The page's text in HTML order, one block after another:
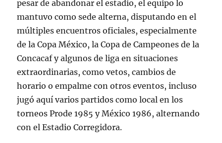
pesar de abandonar el estadio, el equipo lo
mantuvo como sede alterna, disputando en el
múltiples encuentros oficiales, especialmente
de la Copa México, la Copa de Campeones de la
Concacaf y algunos de liga en situaciones
extraordinarias, como vetos, cambios de
horario o empalme con otros eventos, incluso
jugó aquí varios partidos como local en los
torneos Prode 1985 y México 1986, alternando
con el Estadio Corregidora.